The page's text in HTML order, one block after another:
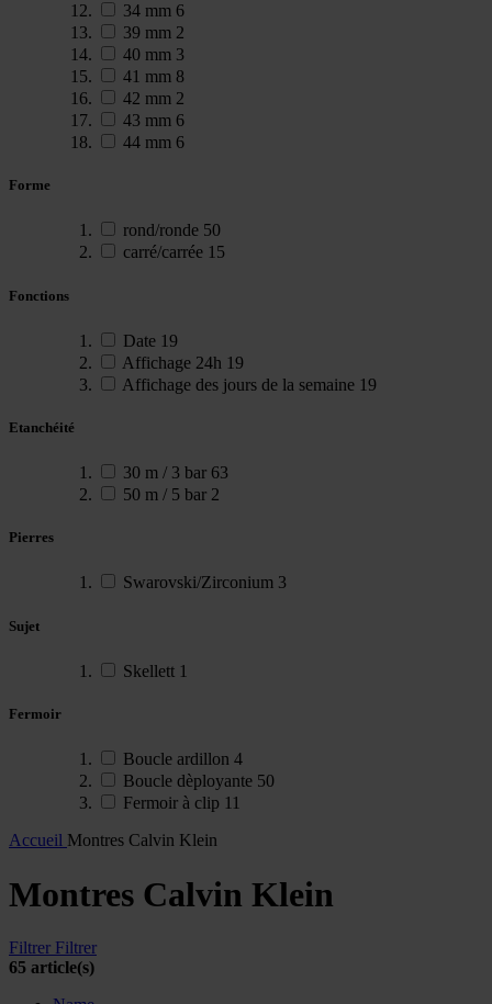
34 mm 6
39 mm 2
40 mm 3
41 mm 8
42 mm 2
43 mm 6
44 mm 6
Forme
rond/ronde 50
carré/carrée 15
Fonctions
Date 19
Affichage 24h 19
Affichage des jours de la semaine 19
Etanchéité
30 m / 3 bar 63
50 m / 5 bar 2
Pierres
Swarovski/Zirconium 3
Sujet
Skellett 1
Fermoir
Boucle ardillon 4
Boucle dèployante 50
Fermoir à clip 11
Accueil Montres Calvin Klein
Montres Calvin Klein
Filtrer Filtrer
65 article(s)